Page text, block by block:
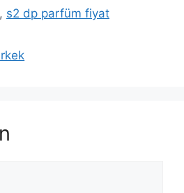
, s2 dp parfüm fiyat